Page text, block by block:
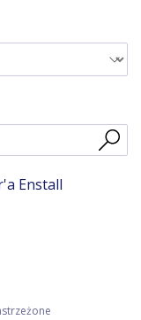
Enstall